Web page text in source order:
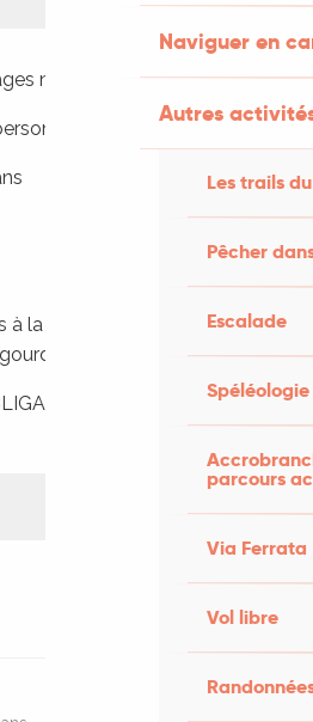
Naviguer en
Autres
Les trails
Pêcher
Escalade
Spéléologie
parcours
Via Ferrata
Vol libre
nature
à la campagne et à la